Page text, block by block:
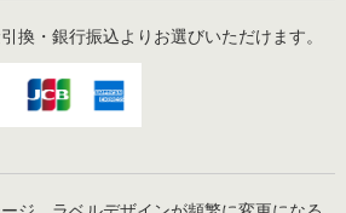
換・銀行振込よりお選びいただけます。